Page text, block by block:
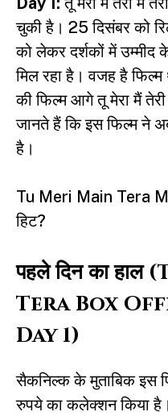
चुकी है। 25 दिसंबर को
को लेकर दर्शकों में उम्मीद
मिल रहा है। वजह है
की फिल्म आगे तू मेरा मैं
जानते हैं कि इस फिल्म ने
है।
Tu Meri Main Tera
हिट?
पहले दिन का
Tera Box
Day 1)
सैकनिल्क के मुताबिक इस
रुपये का कलेक्शन किया